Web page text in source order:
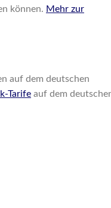
können. Mehr zur
auf dem deutschen
Tarife auf dem